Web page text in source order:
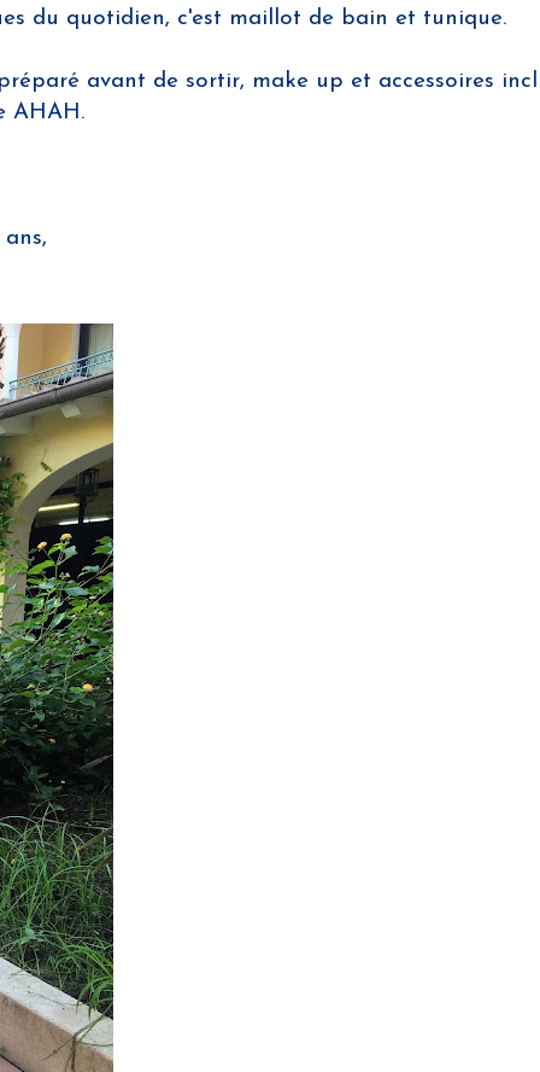
du quotidien, c'est maillot de bain et tunique.
avant de sortir, make up et accessoires
AHAH.